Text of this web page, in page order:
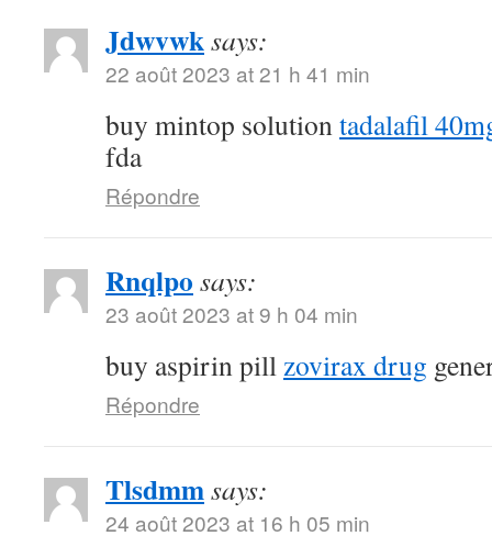
Jdwvwksays:
22 août 2023 at 21 h 41 min
buy mintop solutiontadalafil
fda
Répondre
Rnqlpo says:
23 août 2023 at 9 h 04 min
buy aspirin pillzovirax drug
Répondre
Tlsdmmsays:
24 août 2023 at 16 h 05 min